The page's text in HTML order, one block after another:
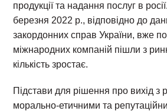
продукції та надання послуг в
березня 2022 р., відповідно до
закордонних справ України, вже
міжнародних компаній пішли з
кількість зростає.
Підстави для рішення про вихід з
морально-етичними та